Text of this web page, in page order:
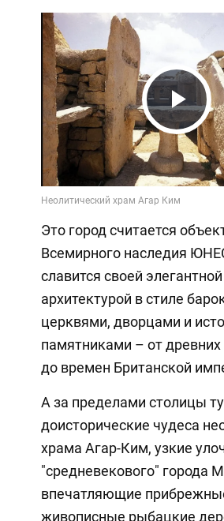
Play
Это город считается
Всемирного наследия
славится своей элегантной
архитектурой в стиле
церквями, дворцами и
памятниками – от
до времен Британской
А за пределами столицы
доисторические чудеса
храма Агар-Ким, узкие
"средневекового" города
впечатляющие
живописные рыбацкие